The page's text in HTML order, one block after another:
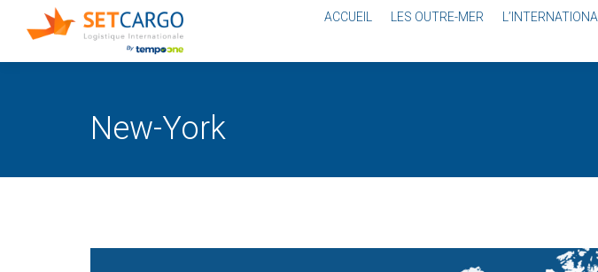
ACCUEIL LES OUTRE-MER L’INTERNATIONAL
New-York